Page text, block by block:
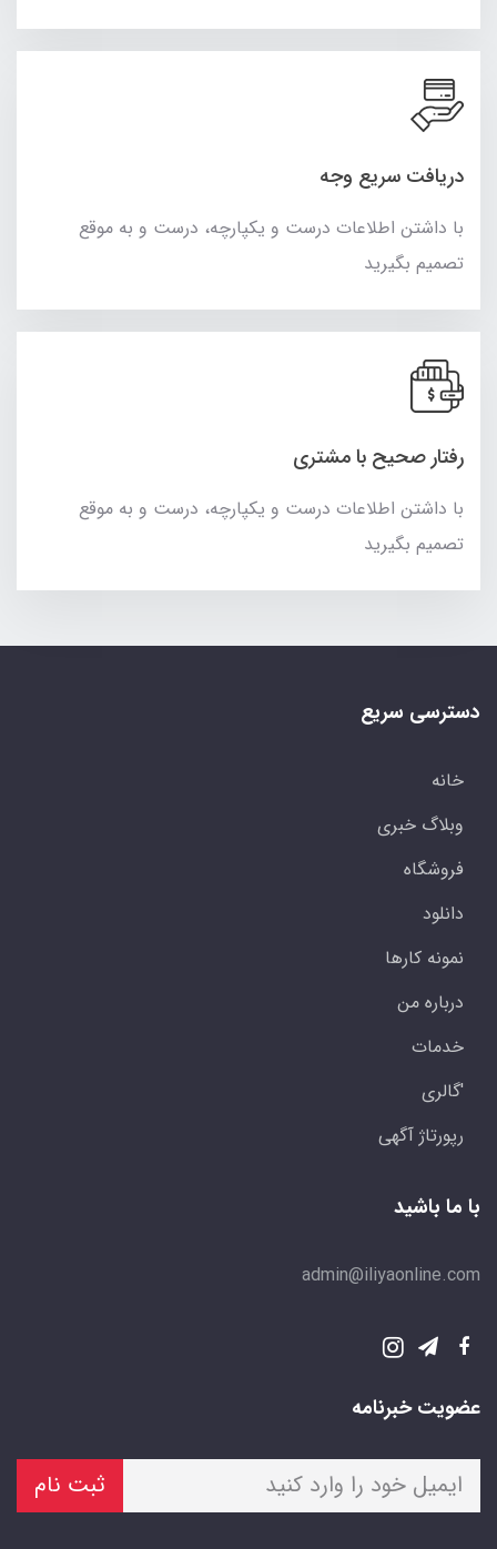
دریافت سریع وجه
با داشتن اطلاعات درست و یکپارچه، درست و به موقع
تصمیم بگیرید
رفتار صحیح با مشتری
با داشتن اطلاعات درست و یکپارچه، درست و به موقع
تصمیم بگیرید
دسترسی سریع
خانه
وبلاگ خبری
فروشگاه
دانلود
نمونه کارها
درباره من
خدمات
'گالری
رپورتاژ آگهی
با ما باشید
admin@iliyaonline.com
عضویت خبرنامه
ثبت نام